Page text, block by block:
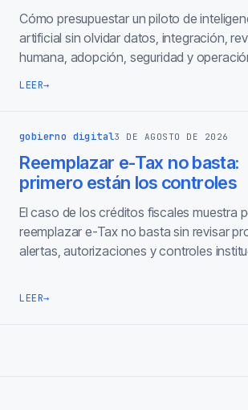
Cómo presupuestar un piloto de
artificial sin olvidar datos, integración,
humana, adopción, seguridad y
LEER→
gobierno digital3 DE AGOSTO DE 2026
Reemplazar e-Tax no basta:
primero están los controles
El caso de los créditos fiscales muestra
reemplazar e-Tax no basta sin revisar
alertas, autorizaciones y controles
LEER→